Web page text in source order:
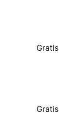
Gratis
Gratis